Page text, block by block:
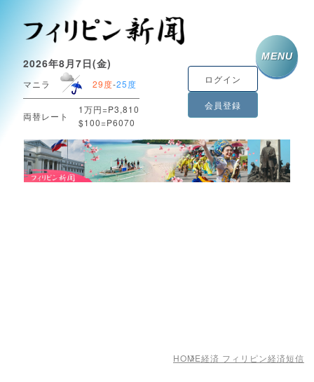
2026年8月7日(金)
マニラ 29度-25度
両替レート
1万円=P3,810
$100=P6070
ログイン
会員登録
MENU
HOME経済 フィリピン経済短信